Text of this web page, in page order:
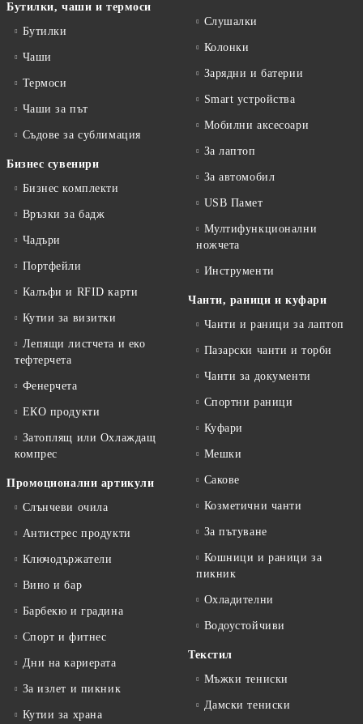
Бутилки, чаши и термоси
Бутилки
Чаши
Термоси
Чаши за път
Съдове за сублимация
Бизнес сувенири
Бизнес комплекти
Връзки за бадж
Чадъри
Портфейли
Калъфи и RFID карти
Кутии за визитки
Лепящи листчета и еко
тефтeрчета
Фенерчета
ЕКО продукти
Затоплящ или Охлаждащ
компрес
Промоционални артикули
Слънчеви очила
Антистрес продукти
Ключодържатели
Вино и бар
Барбекю и градина
Спорт и фитнес
Дни на кариерата
За излет и пикник
Кутии за храна
Слушалки
Колонки
Зарядни и батерии
Smart устройства
Мобилни аксесоари
За лаптоп
За автомобил
USB Памет
Мултифункционални
ножчета
Инструменти
Чанти, раници и куфари
Чанти и раници за лаптоп
Пазарски чанти и торби
Чанти за документи
Спортни раници
Куфари
Мешки
Сакове
Козметични чанти
За пътуване
Кошници и раници за
пикник
Охладителни
Водоустойчиви
Текстил
Мъжки тениски
Дамски тениски